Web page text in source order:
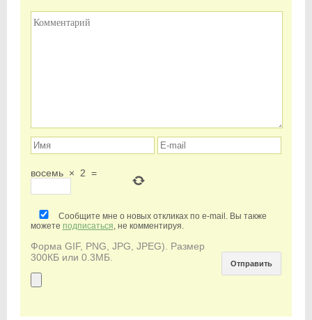
восемь × 2 =
Сообщите мне о новых откликах по e-mail. Вы также
можете подписаться, не комментируя.
Форма GIF, PNG, JPG, JPEG). Размер
300КБ или 0.3МБ.